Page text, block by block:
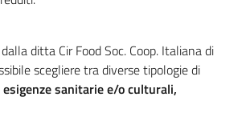
ditta Cir Food Soc. Coop. Italiana di
scegliere tra diverse tipologie di
esigenze sanitarie e/o culturali,